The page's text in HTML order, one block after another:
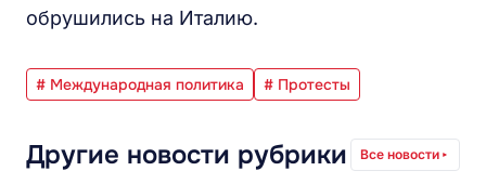
обрушились на Италию.
# Международная политика # Протесты
Другие новости рубрики Все новости